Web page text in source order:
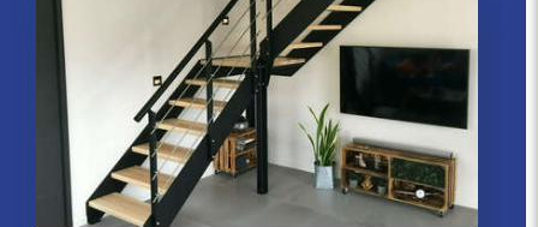
DRESSING
Créez votre dressing parfait.
En savoir plus